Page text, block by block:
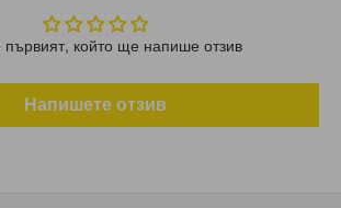
първият, който ще напише отзив
Напишете отзив